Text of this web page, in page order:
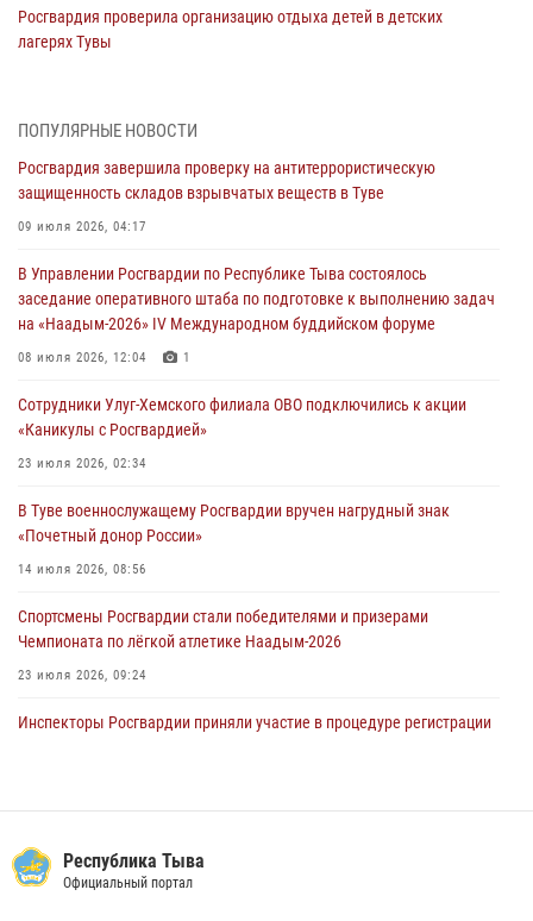
Росгвардия проверила организацию отдыха детей в детских
лагерях Тувы
Сотрудники вневедомственной охраны приняли участие в акции
29 июля 2026, 09:41
26 сигналов «Тревога» с автотранспортов отработали экипажи
29 июля 2026, 08:37
В Туве офицер Росгвардии подвела итоги юбилейного личного
забега
Росгвардеец стал бронзовым призером Чемпионата Тувы по
национальной игре - стрельбе из традиционного лука
ПОПУЛЯРНЫЕ НОВОСТИ
Росгвардия завершила проверку на антитеррористическую
защищенность складов взрывчатых веществ в Туве
09 июля 2026, 04:17
В Управлении Росгвардии по Республике Тыва состоялось
заседание оперативного штаба по подготовке к выполнению задач
на «Наадым-2026» IV Международном буддийском форуме
08 июля 2026, 12:04 1
Сотрудники Улуг-Хемского филиала ОВО подключились к акции
«Каникулы с Росгвардией»
23 июля 2026, 02:34
В Туве военнослужащему Росгвардии вручен нагрудный знак
«Почетный донор России»
14 июля 2026, 08:56
Спортсмены Росгвардии стали победителями и призерами
Чемпионата по лёгкой атлетике Наадым-2026
23 июля 2026, 09:24
Инспекторы Росгвардии приняли участие в процедуре регистрации
Росгвардия совместно ГИМС МЧС Тувы провела профилактические
мероприятия на территории Бай-Тайгинского района
Республика Тыва
Официальный портал